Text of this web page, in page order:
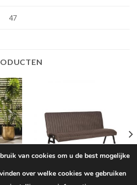
47
van cookies om u de best mogelijke
over welke cookies we gebruiken